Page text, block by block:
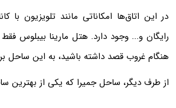
در این اتاق‌ها امکاناتی مانند تلویزیون
هنگام غروب قصد داشته باشید، به این ساحل
از طرف دیگر، ساحل جمیرا که یکی از بهترین ساحل‌های دبی